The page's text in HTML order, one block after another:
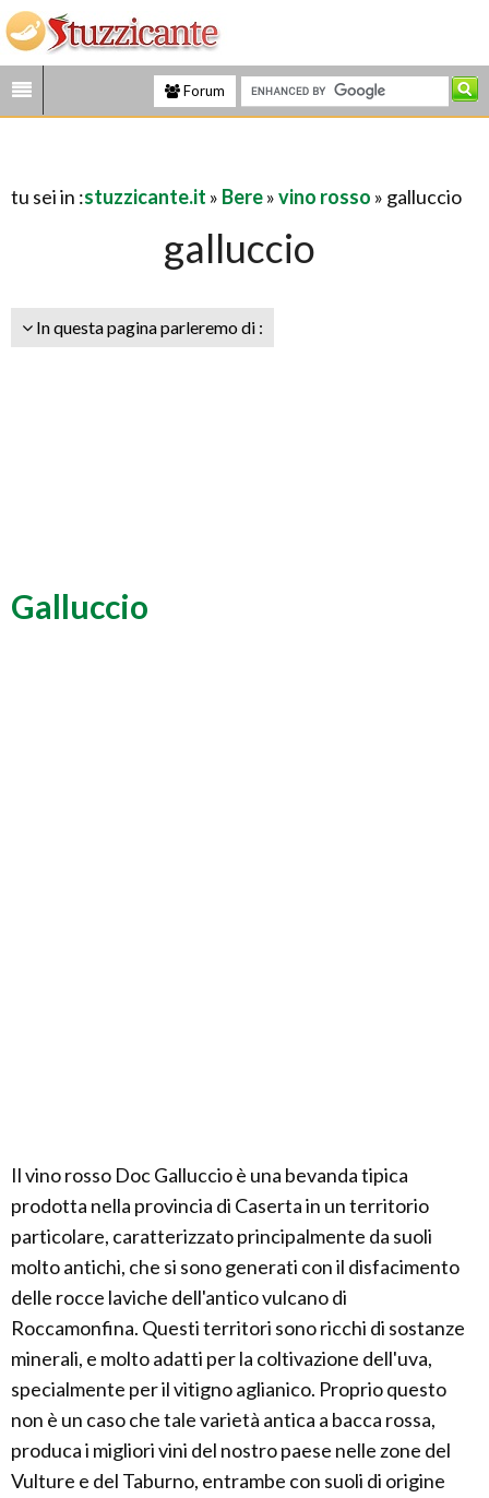
Forum
tu sei in :stuzzicante.it » Bere»vino rosso » galluccio
galluccio
In questa pagina parleremo di :
Galluccio
Il vino rosso Doc Galluccio è una bevanda tipica
prodotta nella provincia di Caserta in un territorio
particolare, caratterizzato principalmente da suoli
molto antichi, che si sono generati con il disfacimento
delle rocce laviche dell'antico vulcano di
Roccamonfina. Questi territori sono ricchi di sostanze
minerali, e molto adatti per la coltivazione dell'uva,
specialmente per il vitigno aglianico. Proprio questo
non è un caso che tale varietà antica a bacca rossa,
produca i migliori vini del nostro paese nelle zone del
Vulture e del Taburno, entrambe con suoli di origine